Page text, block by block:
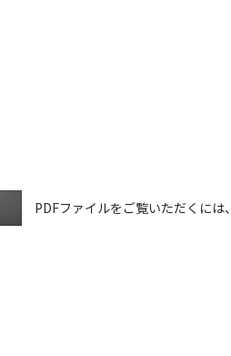
ードした取扱説明書は、有償ある
ードした取扱説明書等に使用され
明書等は、製品発売当時の内容
る場合があります。ご利用の際は
内容は、製品の仕様変更などで
されている取扱説明書や現時点
PDFファイルをご覧いただくに